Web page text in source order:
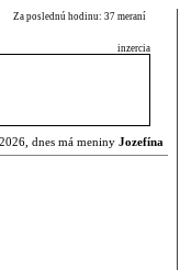
Za poslednú hodinu: 37 meraní
inzercia
dnes má meniny Jozefína